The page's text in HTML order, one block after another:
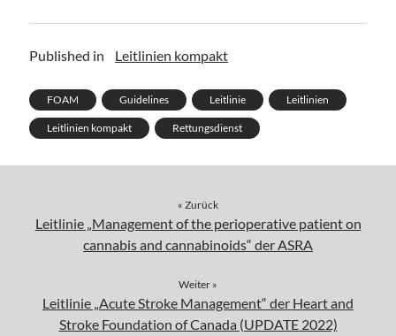
Published in Leitlinien kompakt
FOAM Guidelines Leitlinie Leitlinien
Leitlinien kompakt Rettungsdienst
« Zurück
Leitlinie „Management of the perioperative patient on
cannabis and cannabinoids“ der ASRA
Weiter »
Leitlinie „Acute Stroke Management“ der Heart and
Stroke Foundation of Canada (UPDATE 2022)